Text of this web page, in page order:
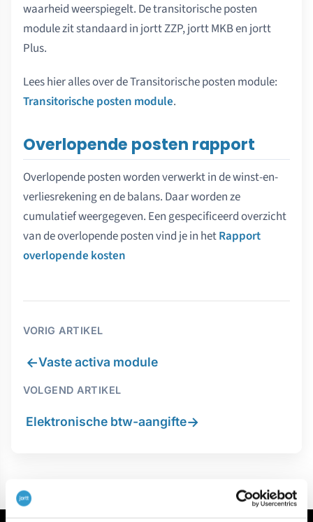
waarheid weerspiegelt. De transitorische posten
module zit standaard in jortt ZZP, jortt MKB en jortt
Plus.
Lees hier alles over de Transitorische posten module:
Transitorische posten module.
Overlopende posten rapport
Overlopende posten worden verwerkt in de winst-en-
verliesrekening en de balans. Daar worden ze
cumulatief weergegeven. Een gespecificeerd overzicht
van de overlopende posten vind je in hetRapport
overlopende kosten
VORIG ARTIKEL
←Vaste activa module
VOLGEND ARTIKEL
Elektronische btw-aangifte→